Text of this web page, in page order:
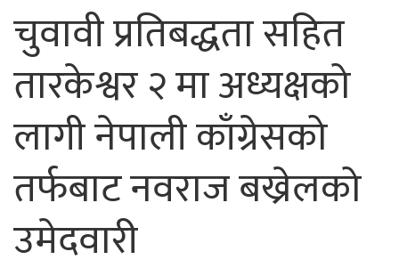
चुवावी प्रतिबद्धता सहित
तारकेश्वर २ मा अध्यक्षको
लागी नेपाली काँग्रेसको
तर्फबाट नवराज बख्रेलको
उमेदवारी